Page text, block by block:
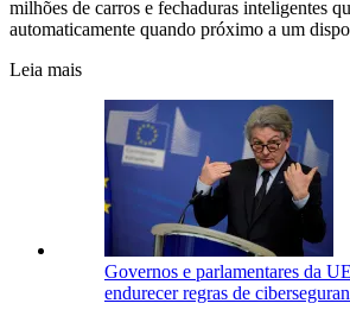
milhões de carros e fechaduras inteligentes
automaticamente quando próximo a um
Leia mais
Governos e parlamentares da
endurecer regras de